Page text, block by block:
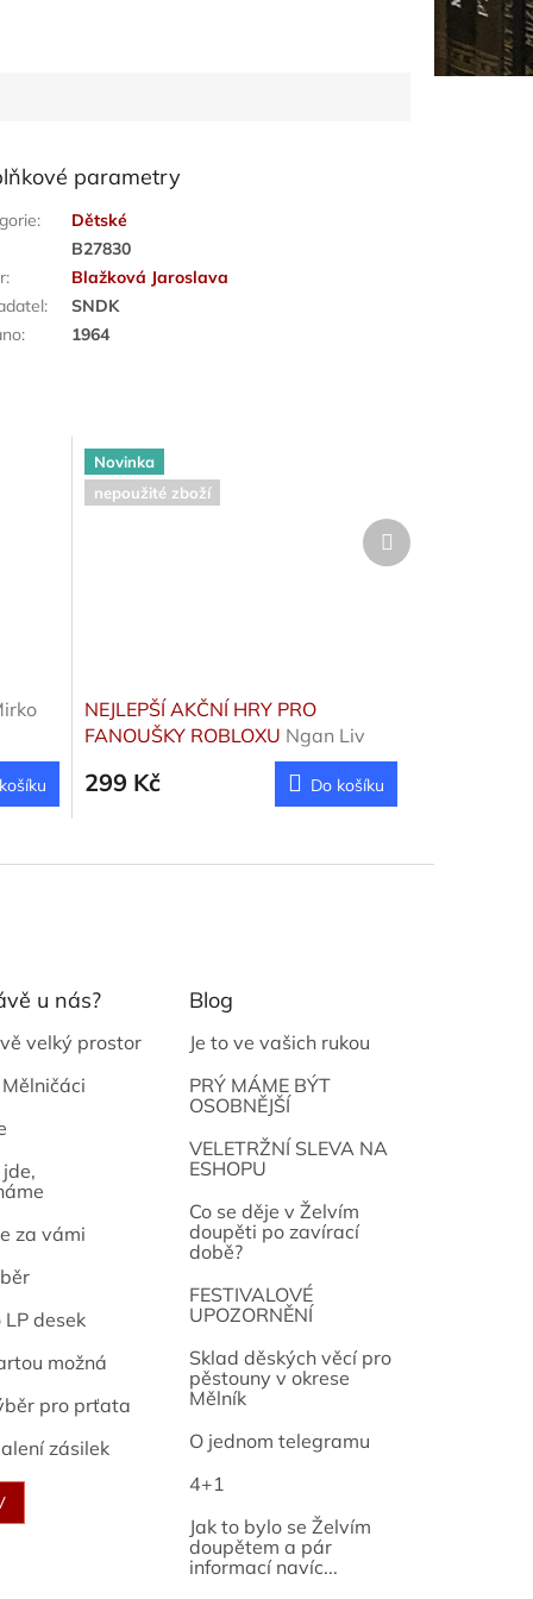
parametry
:
Dětské
B27830
:
Blažková Jaroslava
:
SNDK
: 1964
Novinka
nepoužité zboží
NEJLEPŠÍ AKČNÍ HRY PRO
FANOUŠKY ROBLOXU Ngan Liv
299 Kč Do košíku
Další
produkt
u nás?
velký prostor
za vámi
desek
možná
pro prťata
zásilek
Blog
Je to ve vašich rukou
PRÝ MÁME BÝT
OSOBNĚJŠÍ
VELETRŽNÍ SLEVA NA
ESHOPU
Co se děje v Želvím
doupěti po zavírací
době?
FESTIVALOVÉ
UPOZORNĚNÍ
Sklad děských věcí pro
pěstouny v okrese
Mělník
O jednom telegramu
4+1
Jak to bylo se Želvím
doupětem a pár
informací navíc...